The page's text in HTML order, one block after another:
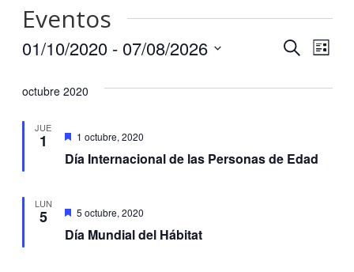
Eventos
y
de
BuscarLista
01/10/2020 - 07/08/2026
octubre 2020
JUE
1
Día Internacional de las Personas de Edad
Destacadas
1 octubre, 2020
LUN
5
Día Mundial del Hábitat
Destacadas
5 octubre, 2020